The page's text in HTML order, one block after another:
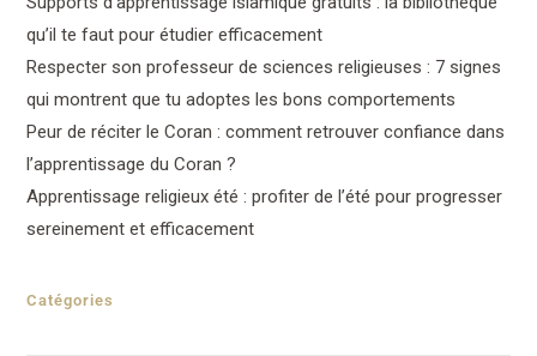
qu’il te faut pour étudier efficacement
Respecter son professeur de sciences religieuses : 7 signes
qui montrent que tu adoptes les bons comportements
Peur de réciter le Coran : comment retrouver confiance dans
l’apprentissage du Coran ?
Apprentissage religieux été : profiter de l’été pour progresser
sereinement et efficacement
Catégories